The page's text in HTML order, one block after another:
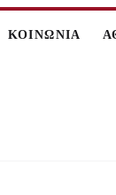
ΚΟΙΝΩΝΙΑ